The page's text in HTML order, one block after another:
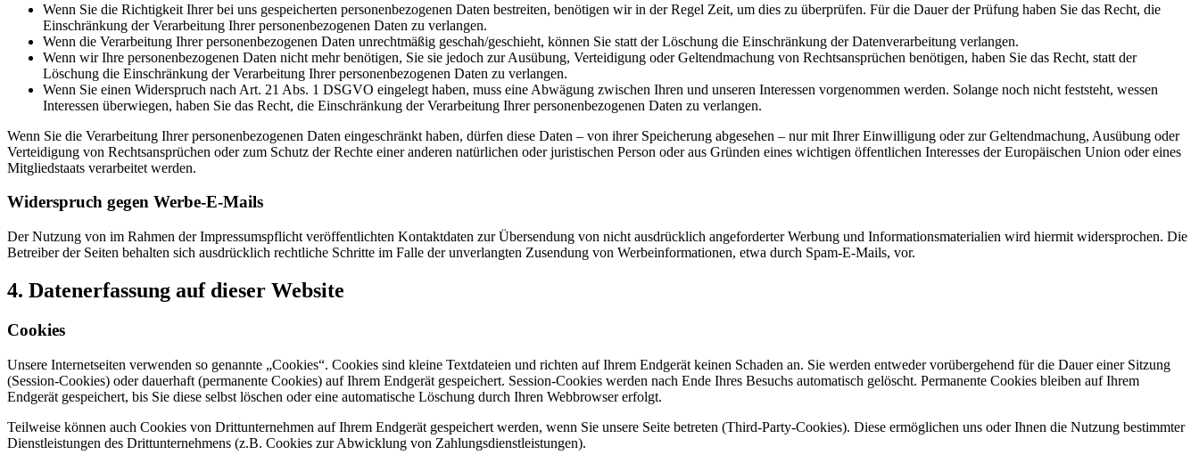
Wenn Sie die Richtigkeit Ihrer bei uns gespeicherten personenbezogenen Daten bestreiten, benötigen wir in der Regel Zeit, um dies zu überprüfen. Für die Dauer der Prüfung haben Sie das Recht, die
Einschränkung der Verarbeitung Ihrer personenbezogenen Daten zu verlangen.
Wenn die Verarbeitung Ihrer personenbezogenen Daten unrechtmäßig geschah/geschieht, können Sie statt der Löschung die Einschränkung der Datenverarbeitung verlangen.
Wenn wir Ihre personenbezogenen Daten nicht mehr benötigen, Sie sie jedoch zur Ausübung, Verteidigung oder Geltendmachung von Rechtsansprüchen benötigen, haben Sie das Recht, statt der
Löschung die Einschränkung der Verarbeitung Ihrer personenbezogenen Daten zu verlangen.
Wenn Sie einen Widerspruch nach Art. 21 Abs. 1 DSGVO eingelegt haben, muss eine Abwägung zwischen Ihren und unseren Interessen vorgenommen werden. Solange noch nicht feststeht, wessen
Interessen überwiegen, haben Sie das Recht, die Einschränkung der Verarbeitung Ihrer personenbezogenen Daten zu verlangen.
Wenn Sie die Verarbeitung Ihrer personenbezogenen Daten eingeschränkt haben, dürfen diese Daten – von ihrer Speicherung abgesehen – nur mit Ihrer Einwilligung oder zur Geltendmachung, Ausübung oder
Verteidigung von Rechtsansprüchen oder zum Schutz der Rechte einer anderen natürlichen oder juristischen Person oder aus Gründen eines wichtigen öffentlichen Interesses der Europäischen Union oder eines
Mitgliedstaats verarbeitet werden.
Widerspruch gegen Werbe-E-Mails
Der Nutzung von im Rahmen der Impressumspflicht veröffentlichten Kontaktdaten zur Übersendung von nicht ausdrücklich angeforderter Werbung und Informationsmaterialien wird hiermit widersprochen. Die
Betreiber der Seiten behalten sich ausdrücklich rechtliche Schritte im Falle der unverlangten Zusendung von Werbeinformationen, etwa durch Spam-E-Mails, vor.
4. Datenerfassung auf dieser Website
Cookies
Unsere Internetseiten verwenden so genannte „Cookies“. Cookies sind kleine Textdateien und richten auf Ihrem Endgerät keinen Schaden an. Sie werden entweder vorübergehend für die Dauer einer Sitzung
(Session-Cookies) oder dauerhaft (permanente Cookies) auf Ihrem Endgerät gespeichert. Session-Cookies werden nach Ende Ihres Besuchs automatisch gelöscht. Permanente Cookies bleiben auf Ihrem
Endgerät gespeichert, bis Sie diese selbst löschen oder eine automatische Löschung durch Ihren Webbrowser erfolgt.
Teilweise können auch Cookies von Drittunternehmen auf Ihrem Endgerät gespeichert werden, wenn Sie unsere Seite betreten (Third-Party-Cookies). Diese ermöglichen uns oder Ihnen die Nutzung bestimmter
Dienstleistungen des Drittunternehmens (z.B. Cookies zur Abwicklung von Zahlungsdienstleistungen).